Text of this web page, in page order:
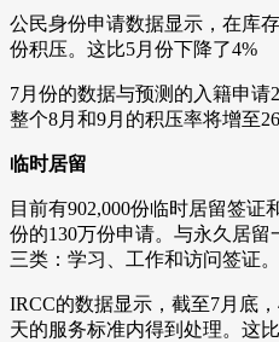
公民身份申请数据显示，在库
份积压。这比5月份下降了4%
7月份的数据与预测的入籍申请
整个8月和9月的积压率将增至
临时居留
目前有902,000份临时居留签证
份的130万份申请。与永久居
三类：学习、工作和访问签证。
IRCC的数据显示，截至7月底
天的服务标准内得到处理。这